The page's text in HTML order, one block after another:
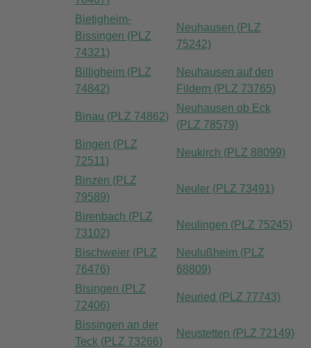
Bietigheim-
Bissingen (PLZ
74321)
Neuhausen (PLZ
75242)
Billigheim (PLZ
74842)
Neuhausen auf den
Fildern (PLZ 73765)
Binau (PLZ 74862)
Neuhausen ob Eck
(PLZ 78579)
Bingen (PLZ
72511)
Neukirch (PLZ 88099)
Binzen (PLZ
79589)
Neuler (PLZ 73491)
Birenbach (PLZ
73102)
Neulingen (PLZ 75245)
Bischweier (PLZ
76476)
Neulußheim (PLZ
68809)
Bisingen (PLZ
72406)
Neuried (PLZ 77743)
Bissingen an der
Teck (PLZ 73266)
Neustetten (PLZ 72149)